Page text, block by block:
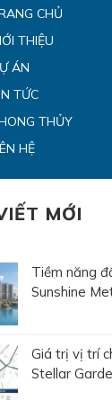
CHỦ
THIỆU
ÁN
TỨC
THỦY
HỆ
MỚI
Tiềm năng
Sunshine
Giá trị vị trí
Stellar